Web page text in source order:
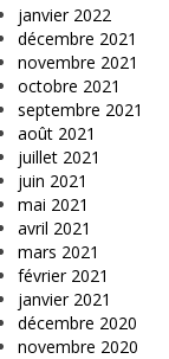
janvier 2022
décembre 2021
novembre 2021
octobre 2021
septembre 2021
août 2021
juillet 2021
juin 2021
mai 2021
avril 2021
mars 2021
février 2021
janvier 2021
décembre 2020
novembre 2020